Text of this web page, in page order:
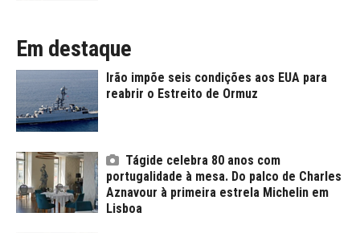
Em destaque
Irão impõe seis condições aos EUA para
reabrir o Estreito de Ormuz
Tágide celebra 80 anos com
portugalidade à mesa. Do palco de Charles
Aznavour à primeira estrela Michelin em
Lisboa